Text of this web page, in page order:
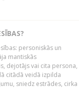
personiskās un
mantiskās
dejotājs vai cita persona,
citādā veidā izpilda
sniedz estrādes, cirka